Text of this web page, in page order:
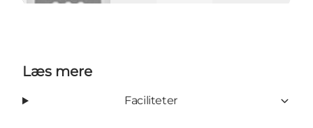
Læs mere
Faciliteter